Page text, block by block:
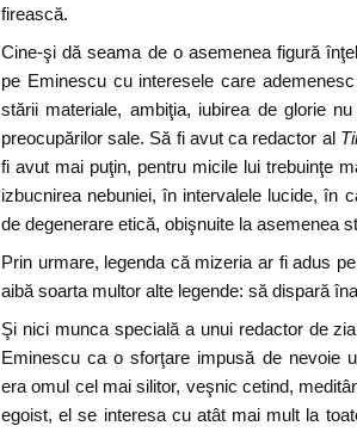
firească.
Cine-şi dă seama de o asemenea figură
pe Eminescu cu interesele care
stării materiale, ambiţia, iubirea de glorie
preocupărilor sale. Să fi avut ca redactor al
fi avut mai puţin, pentru micile lui trebuinţe
izbucnirea nebuniei, în intervalele lucide, în
de degenerare etică, obişnuite la asemenea
Prin urmare, legenda că mizeria ar fi adus
aibă soarta multor alte legende: să dispară
Şi nici munca specială a unui redactor de
Eminescu ca o sforţare impusă de nevoie
era omul cel mai silitor, veşnic cetind,
egoist, el se interesa cu atât mai mult la